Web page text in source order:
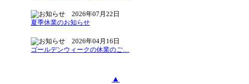
2026年07月22日
夏季休業のお知らせ
2026年04月16日
ゴールデンウィークの休業のご…
▲